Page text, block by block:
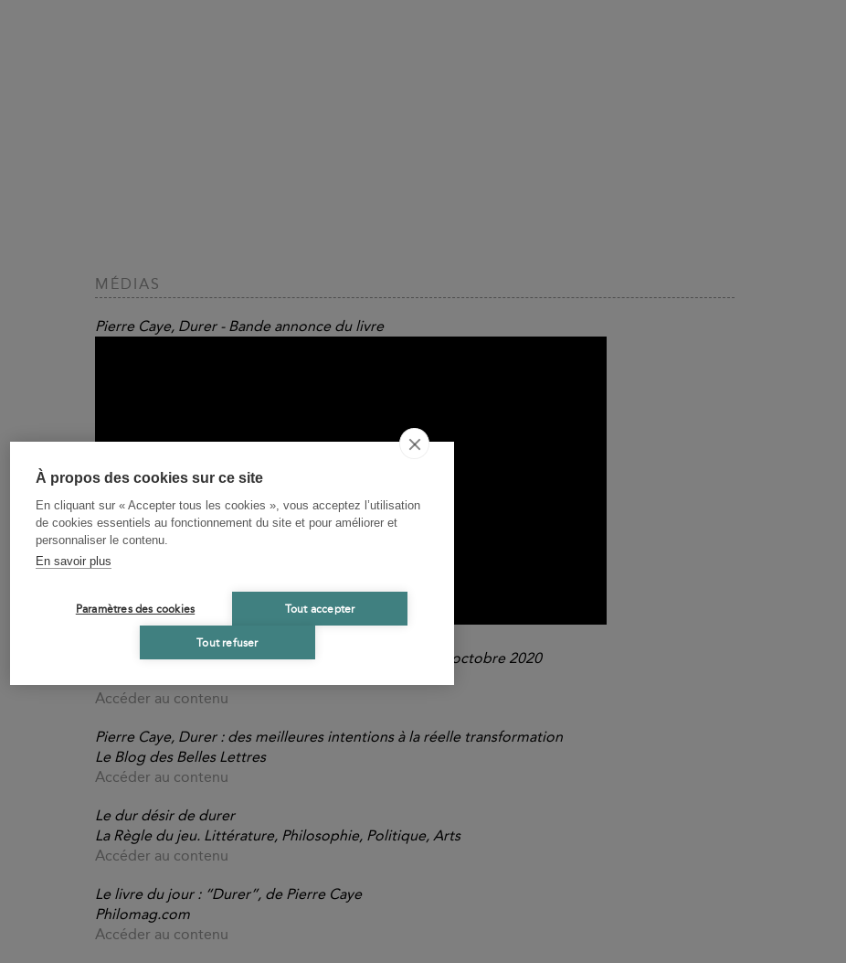
À propos des cookies sur ce site
En cliquant sur « Accepter tous les cookies », vous acceptez l’utilisation
de cookies essentiels au fonctionnement du site et pour améliorer et
personnaliser le contenu.
En savoir plus
Paramètres des cookies Tout accepter
Tout refuser
MÉDIAS
Pierre Caye, Durer - Bande annonce du livre
Produire pour Durer - Conférence de Pierre Caye le 8 octobre 2020
Accéder au contenu
Pierre Caye, Durer : des meilleures intentions à la réelle transformation
Le Blog des Belles Lettres
Accéder au contenu
Le dur désir de durer
La Règle du jeu. Littérature, Philosophie, Politique, Arts
Accéder au contenu
Le livre du jour : “Durer”, de Pierre Caye
Philomag.com
Accéder au contenu